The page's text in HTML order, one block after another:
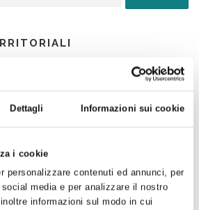
Dettagli Informazioni sui cookie
i cookie
personalizzare contenuti ed annunci, per
media e per analizzare il nostro
informazioni sul modo in cui
3 |MUN 4 MUN 5|MUN 6|MUN